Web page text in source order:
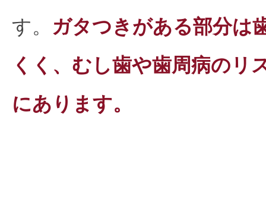
す。
ガタつきがある部分は
くく、むし歯や歯周病のリ
にあります。